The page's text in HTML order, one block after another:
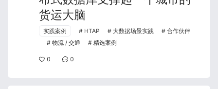
货运大脑
实践案例 HTAP 大数据场景实践
合作伙伴
物流 / 交通
精选案例
0 0